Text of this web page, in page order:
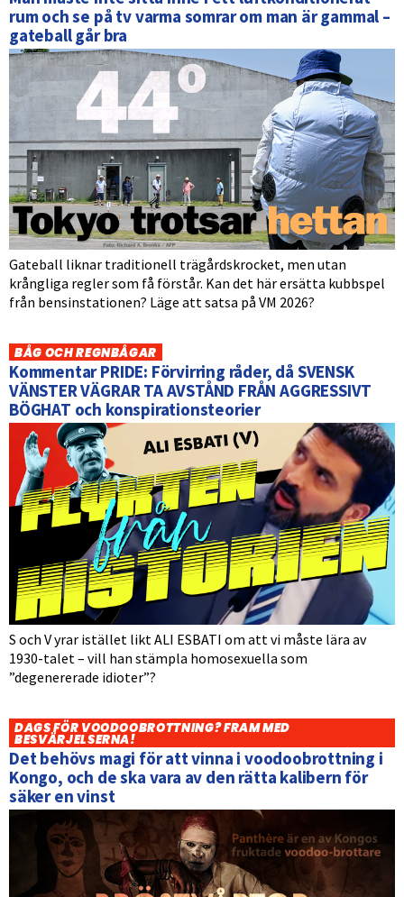
rum och se på tv varma somrar om man är gammal –
gateball går bra
Gateball liknar traditionell trägårdskrocket, men utan
krångliga regler som få förstår. Kan det här ersätta kubbspel
från bensinstationen? Läge att satsa på VM 2026?
BÅG OCH REGNBÅGAR
Kommentar PRIDE: Förvirring råder, då SVENSK
VÄNSTER VÄGRAR TA AVSTÅND FRÅN AGGRESSIVT
BÖGHAT och konspirationsteorier
S och V yrar istället likt ALI ESBATI om att vi måste lära av
1930-talet – vill han stämpla homosexuella som
”degenererade idioter”?
DAGS FÖR VOODOOBROTTNING? FRAM MED
BESVÄRJELSERNA!
Det behövs magi för att vinna i voodoobrottning i
Kongo, och de ska vara av den rätta kalibern för
säker en vinst